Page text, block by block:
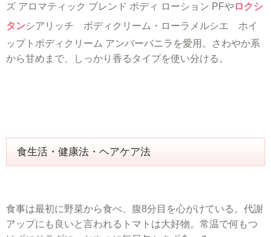
ズ アロマティック ブレンド ボディ ローション PFやロクシ
タンシアリッチ ボディクリーム・ローラメルシエ ホイ
ップトボディクリーム アンバーバニラを愛用。さわやか系
から甘めまで、しっかり香るタイプを使い分ける。
食生活・健康法・ヘアケア法
食事は最初に野菜から食べ、腹8分目を心がけている。代謝
アップにも良いと言われるトマトは大好物。常温で何もつ